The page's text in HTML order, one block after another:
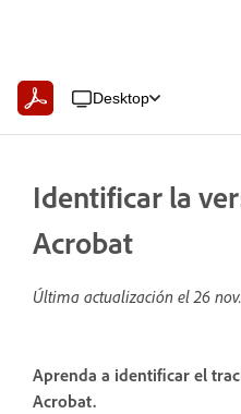
Desktop
Identificar la
Acrobat
Última actualización el26
Aprenda a identificar el
Acrobat.